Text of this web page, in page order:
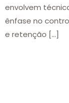
envolvem
ênfase no
e retenção […]